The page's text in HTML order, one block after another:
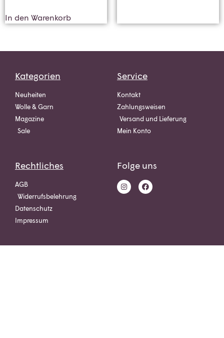
In den Warenkorb
Kategorien
Neuheiten
Wolle & Garn
Magazine
Sale
Service
Kontakt
Zahlungsweisen
Versand und Lieferung
Mein Konto
Rechtliches
AGB
Widerrufsbelehrung
Datenschutz
Impressum
Folge uns